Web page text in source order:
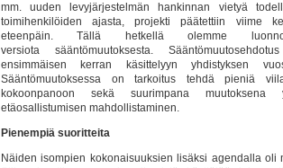
mm. uuden levyjärjestelmän hankinnan vietyä
toimihenkilöiden ajasta, projekti päätettiin viime
eteenpäin. Tällä hetkellä olemme
versiota sääntömuutoksesta.
ensimmäisen kerran käsittelyyn yhdistyksen
Sääntömuutoksessa on tarkoitus tehdä pieniä
kokoonpanoon sekä suurimpana muutoksena
etäosallistumisen mahdollistaminen.
Pienempiä suoritteita
Näiden isompien kokonaisuuksien lisäksi agendalla oli